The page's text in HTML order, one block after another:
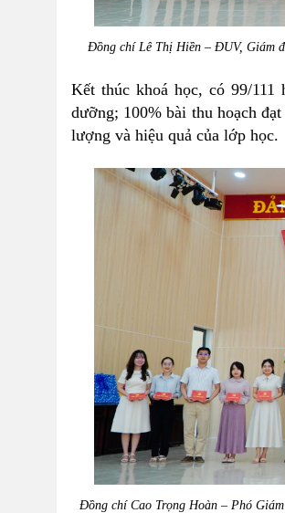
Đồng chí Lê Thị Hiền – ĐUV, Giám
Kết thúc khoá học, có 99/
dưỡng; 100% bài thu hoạch
lượng và hiệu quả của lớp học.
Đồng chí Cao Trọng Hoàn – Phó